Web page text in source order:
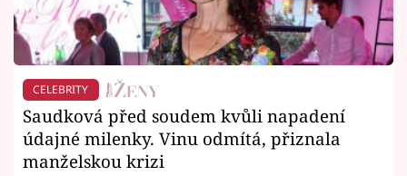
CELEBRITY
Saudková před soudem kvůli napadení
údajné milenky. Vinu odmítá, přiznala
manželskou krizi